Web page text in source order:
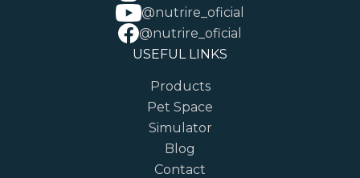
@nutrire_oficial
@nutrire_oficial
USEFUL LINKS
Products
Pet Space
Simulator
Blog
Contact